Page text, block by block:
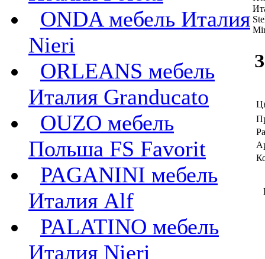
ONDA мебель Италия
Nieri
ORLEANS мебель
Италия Granducato
OUZO мебель
Польша FS Favorit
PAGANINI мебель
Италия Alf
PALATINO мебель
Италия Nieri